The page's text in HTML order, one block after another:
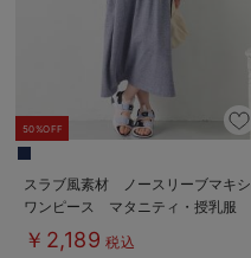
50%OFF
スラブ風素材 ノースリーブマキシ
ワンピース マタニティ・授乳服
【出産後も長く使える】
￥2,189 税込